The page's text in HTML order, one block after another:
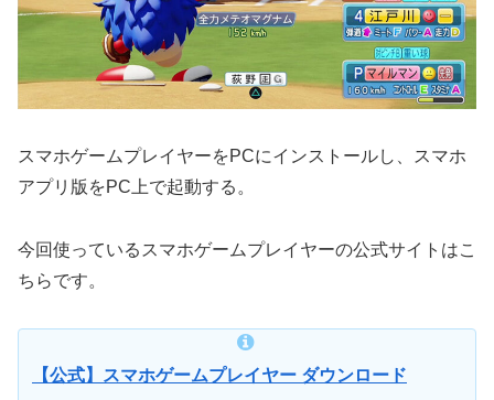
スマホゲームプレイヤーをPCにインストールし、スマホ
アプリ版をPC上で起動する。
今回使っているスマホゲームプレイヤーの公式サイトはこ
ちらです。
【公式】スマホゲームプレイヤー ダウンロード